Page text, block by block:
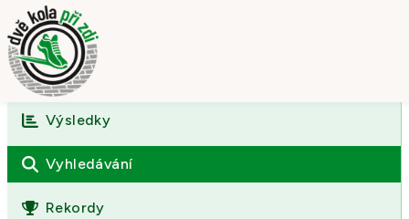
Úvod
O závodě
Výsledky
Výsledky
Vyhledávání
Rekordy